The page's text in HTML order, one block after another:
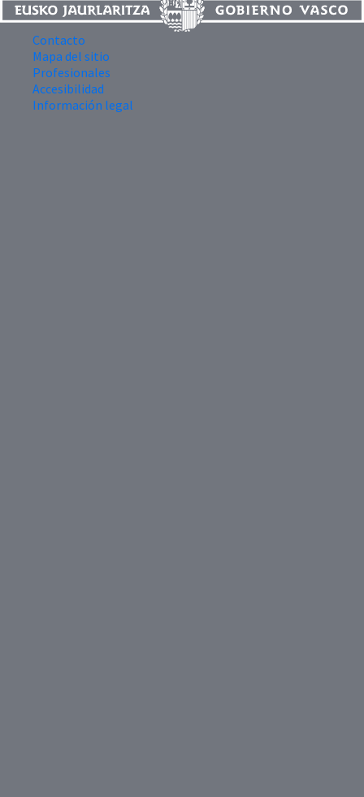
Contacto
Mapa del sitio
Profesionales
Accesibilidad
Información legal